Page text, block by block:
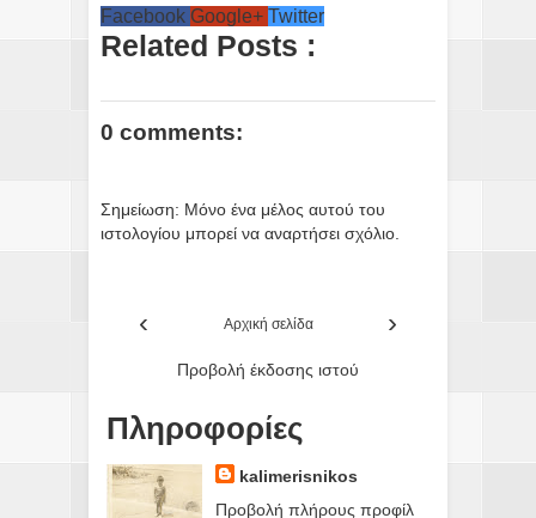
Facebook Google+ Twitter
Related Posts :
0 comments:
Σημείωση: Μόνο ένα μέλος αυτού του
ιστολογίου μπορεί να αναρτήσει σχόλιο.
‹ ›
Αρχική σελίδα
Προβολή έκδοσης ιστού
Πληροφορίες
kalimerisnikos
Προβολή πλήρους προφίλ